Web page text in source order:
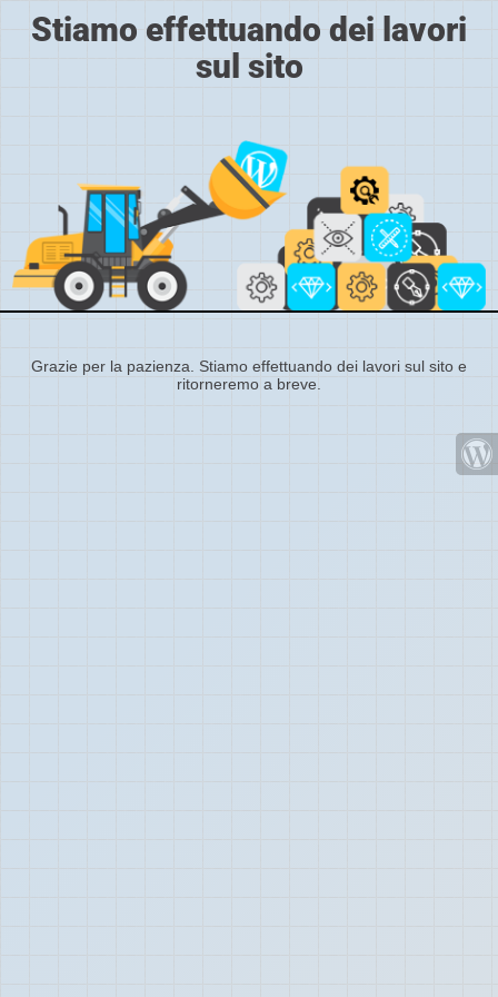
Stiamo effettuando dei lavori
sul sito
Grazie per la pazienza. Stiamo effettuando dei lavori sul sito e
ritorneremo a breve.